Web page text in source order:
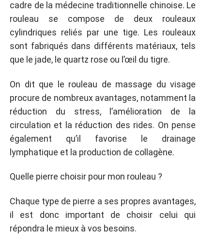
cadre de la médecine traditionnelle chinoise. Le
rouleau se compose de deux rouleaux
cylindriques reliés par une tige. Les rouleaux
sont fabriqués dans différents matériaux, tels
que le jade, le quartz rose ou l’œil du tigre.
On dit que le rouleau de massage du visage
procure de nombreux avantages, notamment la
réduction du stress, l’amélioration de la
circulation et la réduction des rides. On pense
également qu’il favorise le drainage
lymphatique et la production de collagène.
Quelle pierre choisir pour mon rouleau ?
Chaque type de pierre a ses propres avantages,
il est donc important de choisir celui qui
répondra le mieux à vos besoins.